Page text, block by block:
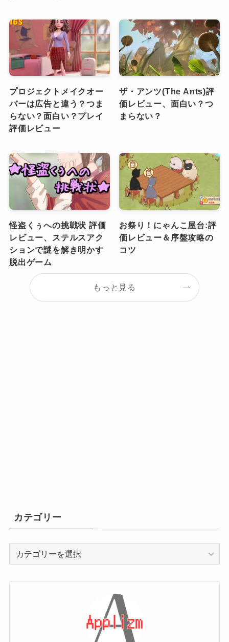
プロジェクトメイクオー
バーは広告と違う？つま
らない？面白い？プレイ
評価レビュー
ザ・アンツ(The Ants)評
価レビュー、面白い？つ
まらない？
怪盗くぅへの挑戦状 評価
レビュー、ステルスアク
ションで謎を解き明かす
脱出ゲーム
お祭り！にゃんこ屋台:評
価レビュー＆序盤攻略の
コツ
もっと見る
カテゴリー